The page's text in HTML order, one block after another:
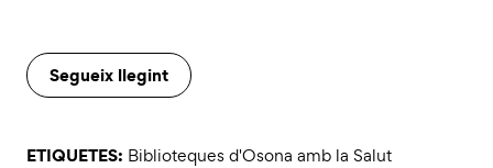
Segueix llegint
ETIQUETES: Biblioteques d'Osona amb la Salut